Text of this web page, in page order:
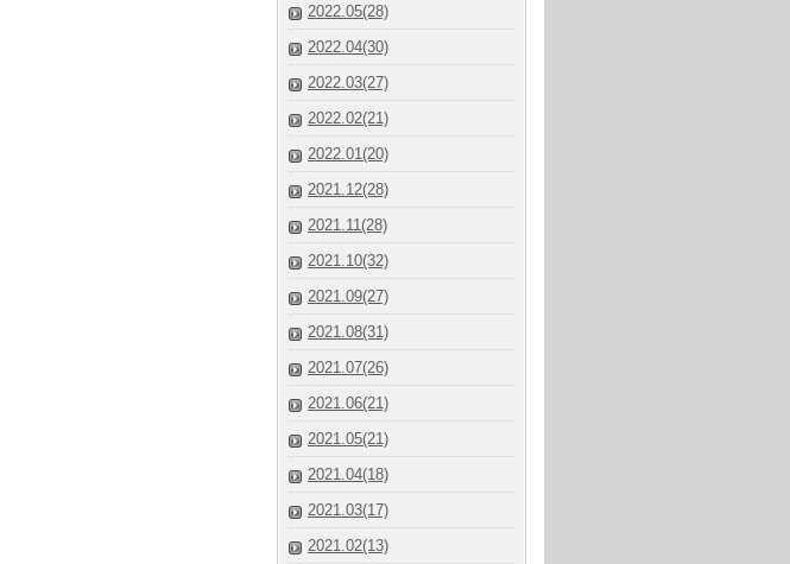
2022.05(28)
2022.04(30)
2022.03(27)
2022.02(21)
2022.01(20)
2021.12(28)
2021.11(28)
2021.10(32)
2021.09(27)
2021.08(31)
2021.07(26)
2021.06(21)
2021.05(21)
2021.04(18)
2021.03(17)
2021.02(13)